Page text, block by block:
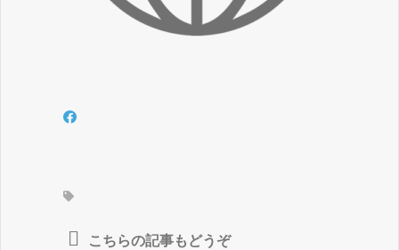
こちらの記事もどうぞ